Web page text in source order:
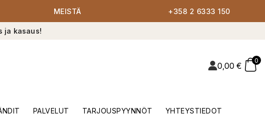
MEISTÄ +358 2 6333 150
ja kasaus!
0,00 €
0
PALVELUT TARJOUSPYYNNÖT YHTEYSTIEDOT